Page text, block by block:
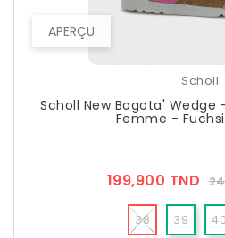
APERÇU
Scholl
Scholl New Bogota'
Femme -
199,900 TND
38 39 40